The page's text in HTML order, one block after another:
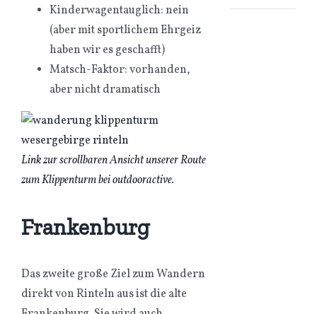
Kinderwagentauglich: nein
(aber mit sportlichem Ehrgeiz
haben wir es geschafft)
Matsch-Faktor: vorhanden,
aber nicht dramatisch
Link zur scrollbaren Ansicht unserer Route
zum Klippenturm bei outdooractive.
Frankenburg
Das zweite große Ziel zum Wandern
direkt von Rinteln aus ist die alte